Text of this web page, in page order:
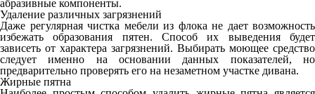
абразивные компоненты.
Удаление различных загрязнений
Даже регулярная чистка мебели из флока не дает возможность
избежать образования пятен. Способ их выведения будет
зависеть от характера загрязнений. Выбирать моющее средство
следует именно на основании данных показателей, но
предварительно проверять его на незаметном участке дивана.
Жирные пятна